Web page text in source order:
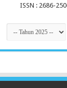
ISSN : 2686-